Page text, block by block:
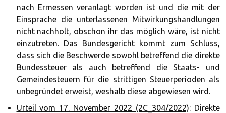
nach Ermessen veranlagt worden ist und die mit der
Einsprache die unterlassenen Mitwirkungshandlungen
nicht nachholt, obschon ihr das möglich wäre, ist nicht
einzutreten. Das Bundesgericht kommt zum Schluss,
dass sich die Beschwerde sowohl betreffend die direkte
Bundessteuer als auch betreffend die Staats- und
Gemeindesteuern für die strittigen Steuerperioden als
unbegründet erweist, weshalb diese abgewiesen wird.
Urteil vom 17. November 2022 (2C_304/2022): Direkte